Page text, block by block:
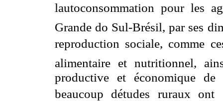
lautoconsommation pour les
Grande do Sul-Brésil, par ses
reproduction sociale, comme
alimentaire et nutritionnel,
productive et économique
beaucoup détudes ruraux